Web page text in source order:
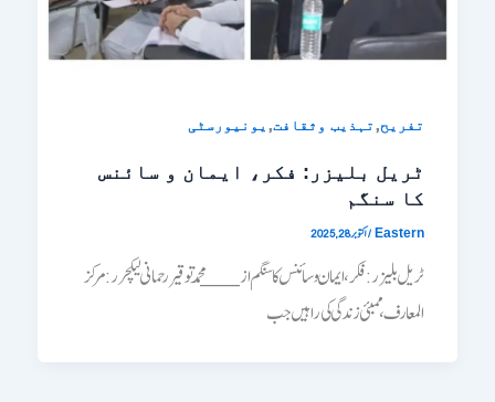
تفریح, تہذیب وثقافت, یونیورسٹی
ٹریل بلیزر: فکر، ایمان و سائنس
کا سنگم
Eastern
/اکتوبر 28, 2025
ٹریل بلیزر: فکر، ایمان و سائنس کا سنگم از____ محمد توقیر رحمانی لیکچرر: مرکز
المعارف، ممبئی زندگی کی راہیں جب